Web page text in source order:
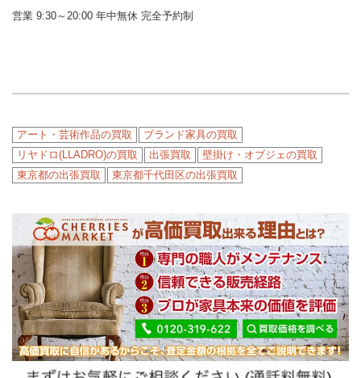
営業 9:30～20:00 年中無休 完全予約制
アート・芸術作品の買取
ブランド家具の買取
リヤドロ(LLADRO)の買取
出張買取
壁掛け・オブジェの買取
東京都の出張買取
東京都千代田区の出張買取